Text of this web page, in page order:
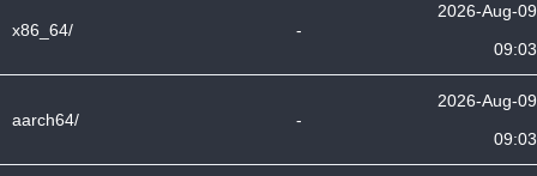
x86_64/ -
2026-Aug-09
09:03
aarch64/ -
2026-Aug-09
09:03